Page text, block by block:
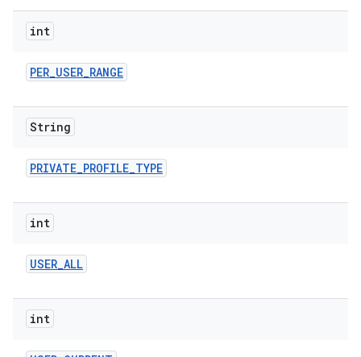
int
PER_USER_RANGE
String
PRIVATE_PROFILE_TYPE
int
USER_ALL
int